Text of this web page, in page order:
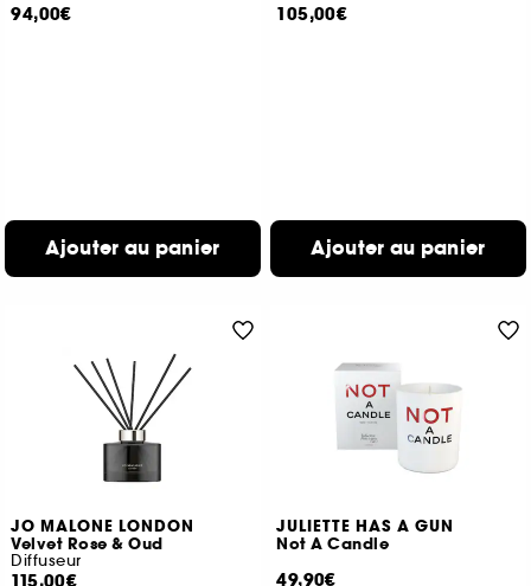
94,00€
Ajouter au panier
105,00€
Ajouter au panier
JO MALONE LONDON
Velvet Rose & Oud
Diffuseur
115,00€
JULIETTE HAS A GUN
Not A Candle
49,90€